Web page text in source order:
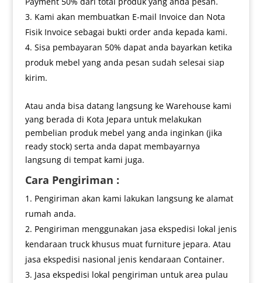
Kami akan membuatkan E-mail Invoice dan Nota
Fisik Invoice sebagai bukti order anda kepada kami.
Sisa pembayaran 50% dapat anda bayarkan ketika
produk mebel yang anda pesan sudah selesai siap
kirim.
Atau anda bisa datang langsung ke Warehouse kami
yang berada di Kota Jepara untuk melakukan
pembelian produk mebel yang anda inginkan (jika
ready stock) serta anda dapat membayarnya
langsung di tempat kami juga.
Cara Pengiriman :
Pengiriman akan kami lakukan langsung ke alamat
rumah anda.
Pengiriman menggunakan jasa ekspedisi lokal jenis
kendaraan truck khusus muat furniture jepara. Atau
jasa ekspedisi nasional jenis kendaraan Container.
Jasa ekspedisi lokal pengiriman untuk area pulau